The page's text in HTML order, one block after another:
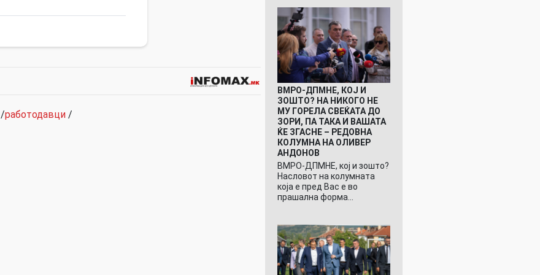
/работодавци /
ВМРО-ДПМНЕ, КОЈ И
ЗОШТО? НА НИКОГО НЕ
МУ ГОРЕЛА СВЕЌАТА ДО
ЗОРИ, ПА ТАКА И ВАШАТА
ЌЕ ЗГАСНЕ – РЕДОВНА
КОЛУМНА НА ОЛИВЕР
АНДОНОВ
ВМРО-ДПМНЕ, кој и зошто?
Насловот на колумната
која е пред Вас е во
прашална форма…